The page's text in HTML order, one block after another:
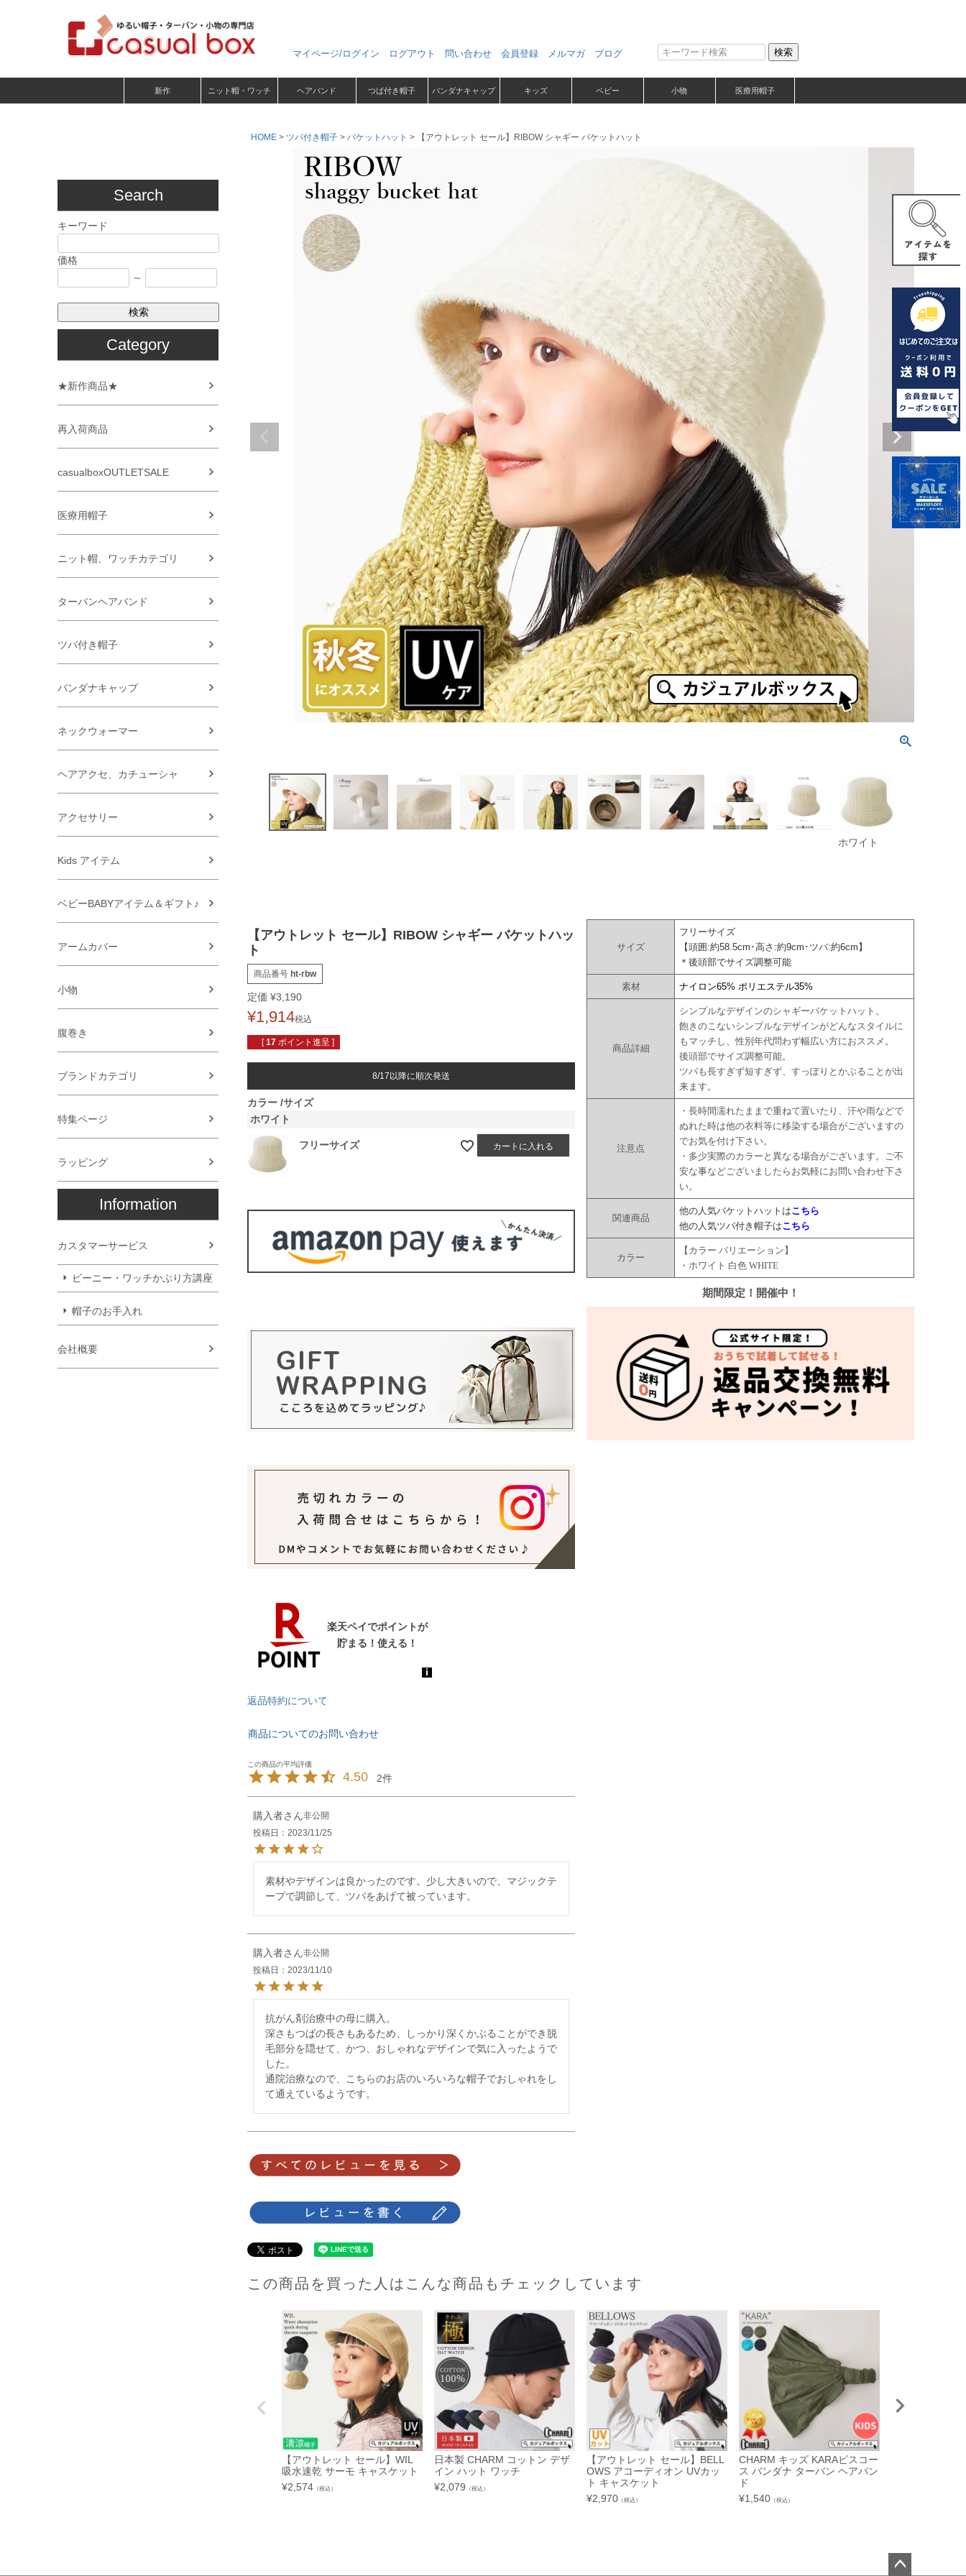
マイページ/ログイン ログアウト 問い合わせ 会員登録 メルマガ ブログ 検索
新作 ニット帽・ワッチ ヘアバンド つば付き帽子 バンダナキャップ キッズ ベビー 小物 医療用帽子
Search
キーワード
価格
～
検索
Category
★新作商品★
再入荷商品
casualboxOUTLETSALE
医療用帽子
ニット帽、ワッチカテゴリ
ターバンヘアバンド
ツバ付き帽子
バンダナキャップ
ネックウォーマー
ヘアアクセ、カチューシャ
アクセサリー
Kids アイテム
ベビーBABYアイテム＆ギフト♪
アームカバー
小物
腹巻き
ブランドカテゴリ
特集ページ
ラッピング
Information
カスタマーサービス
ビーニー・ワッチかぶり方講座
帽子のお手入れ
会社概要
HOME ツバ付き帽子 バケットハット 【アウトレット セール】RIBOW シャギー バケットハット
ホワイト
【アウトレット セール】RIBOW シャギー バケットハッ
ト
商品番号 ht-rbw
定価 ¥3,190
¥1,914税込
[ 17 ポイント進呈 ]
8/17以降に順次発送
カラー サイズ
ホワイト
フリーサイズ カートに入れる
返品特約について
商品についてのお問い合わせ
4.50 2
購入者
非公開
投稿日
2023/11/25
素材やデザインは良かったのです。少し大きいので、マジックテ
ープで調節して、ツバをあげて被っています。
購入者
非公開
投稿日
2023/11/10
抗がん剤治療中の母に購入。
深さもつばの長さもあるため、しっかり深くかぶることができ脱
毛部分を隠せて、かつ、おしゃれなデザインで気に入ったようで
した。
通院治療なので、こちらのお店のいろいろな帽子でおしゃれをし
て通えているようです。
サイズ
フリーサイズ
【頭囲:約58.5cm･高さ:約9cm･ツバ:約6cm】
＊後頭部でサイズ調整可能
素材 ナイロン65% ポリエステル35%
商品詳細
シンプルなデザインのシャギーバケットハット。
飽きのこないシンプルなデザインがどんなスタイルに
もマッチし、性別年代問わず幅広い方におススメ。
後頭部でサイズ調整可能。
ツバも長すぎず短すぎず、すっぽりとかぶることが出
来ます。
注意点
・長時間濡れたままで重ねて置いたり、汗や雨などで
ぬれた時は他の衣料等に移染する場合がございますの
でお気を付け下さい。
・多少実際のカラーと異なる場合がございます。ご不
安な事などございましたらお気軽にお問い合わせ下さ
い。
関連商品
他の人気バケットハットはこちら
他の人気ツバ付き帽子はこちら
カラー
【カラー バリエーション】
・ホワイト 白色 WHITE
期間限定！開催中！
この商品を買った人はこんな商品もチェックしています
【アウトレット セール】WIL
吸水速乾 サーモ キャスケット
¥2,574 （税込）
日本製 CHARM コットン デザ
イン ハット ワッチ
¥2,079 （税込）
【アウトレット セール】BELL
OWS アコーディオン UVカッ
ト キャスケット
¥2,970 （税込）
CHARM キッズ KARAビスコー
ス バンダナ ターバン ヘアバン
ド
¥1,540 （税込）